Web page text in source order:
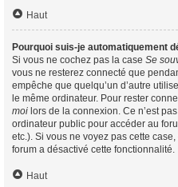
Haut
Pourquoi suis-je automatiquement
Si vous ne cochez pas la case Se
vous ne resterez connecté que
empêche que quelqu’un d’autre
le même ordinateur. Pour rester
moi lors de la connexion. Ce n’est
ordinateur public pour accéder au
etc.). Si vous ne voyez pas cette
forum a désactivé cette fonctionnalité.
Haut